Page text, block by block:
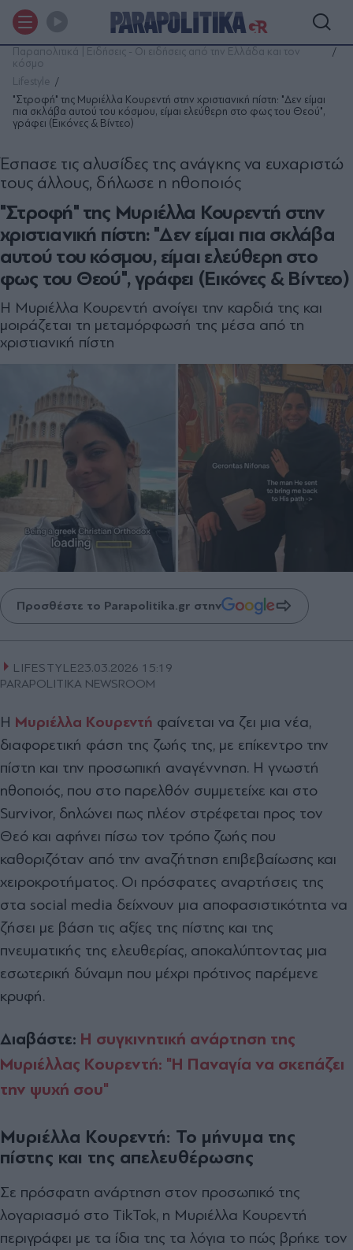
Παραπολιτικά | Ειδήσεις - Οι ειδήσεις από την Ελλάδα και τον
κόσμο
Lifestyle
"Στροφή" της Μυριέλλα Κουρεντή στην χριστιανική πίστη: "Δεν είμαι
πια σκλάβα αυτού του κόσμου, είμαι ελεύθερη στο φως του Θεού",
γράφει (Εικόνες & Βίντεο)
"Στροφή" της Μυριέλλα Κουρεντή στην
χριστιανική πίστη: "Δεν είμαι πια σκλάβα
αυτού του κόσμου, είμαι ελεύθερη στο
φως του Θεού", γράφει (Εικόνες & Βίντεο)
Έσπασε τις αλυσίδες της ανάγκης να ευχαριστώ
τους άλλους, δήλωσε η ηθοποιός
Η Μυριέλλα Κουρεντή ανοίγει την καρδιά της και
μοιράζεται τη μεταμόρφωσή της μέσα από τη
χριστιανική πίστη
Προσθέστε το Parapolitika.gr στην
LIFESTYLE23.03.2026 15:19
PARAPOLITIKA NEWSROOM
Η Μυριέλλα Κουρεντή φαίνεται να ζει μια νέα,
διαφορετική φάση της ζωής της, με επίκεντρο την
πίστη και την προσωπική αναγέννηση. Η γνωστή
ηθοποιός, που στο παρελθόν συμμετείχε και στο
Survivor, δηλώνει πως πλέον στρέφεται προς τον
Θεό και αφήνει πίσω τον τρόπο ζωής που
καθοριζόταν από την αναζήτηση επιβεβαίωσης και
χειροκροτήματος. Οι πρόσφατες αναρτήσεις της
στα social media δείχνουν μια αποφασιστικότητα να
ζήσει με βάση τις αξίες της πίστης και της
πνευματικής της ελευθερίας, αποκαλύπτοντας μια
εσωτερική δύναμη που μέχρι πρότινος παρέμενε
κρυφή.
Διαβάστε: Η συγκινητική ανάρτηση της
Μυριέλλας Κουρεντή: "Η Παναγία να σκεπάζει
την ψυχή σου"
Μυριέλλα Κουρεντή: Το μήνυμα της
πίστης και της απελευθέρωσης
Σε πρόσφατη ανάρτηση στον προσωπικό της
λογαριασμό στο TikTok, η Μυριέλλα Κουρεντή
περιγράφει με τα ίδια της τα λόγια το πώς βρήκε τον